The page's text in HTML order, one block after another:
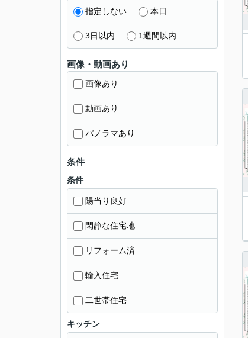
指定しない 本日
3日以内 1週間以内
画像・動画あり
画像あり
動画あり
パノラマあり
条件
条件
陽当り良好
閑静な住宅地
リフォーム済
輸入住宅
二世帯住宅
キッチン